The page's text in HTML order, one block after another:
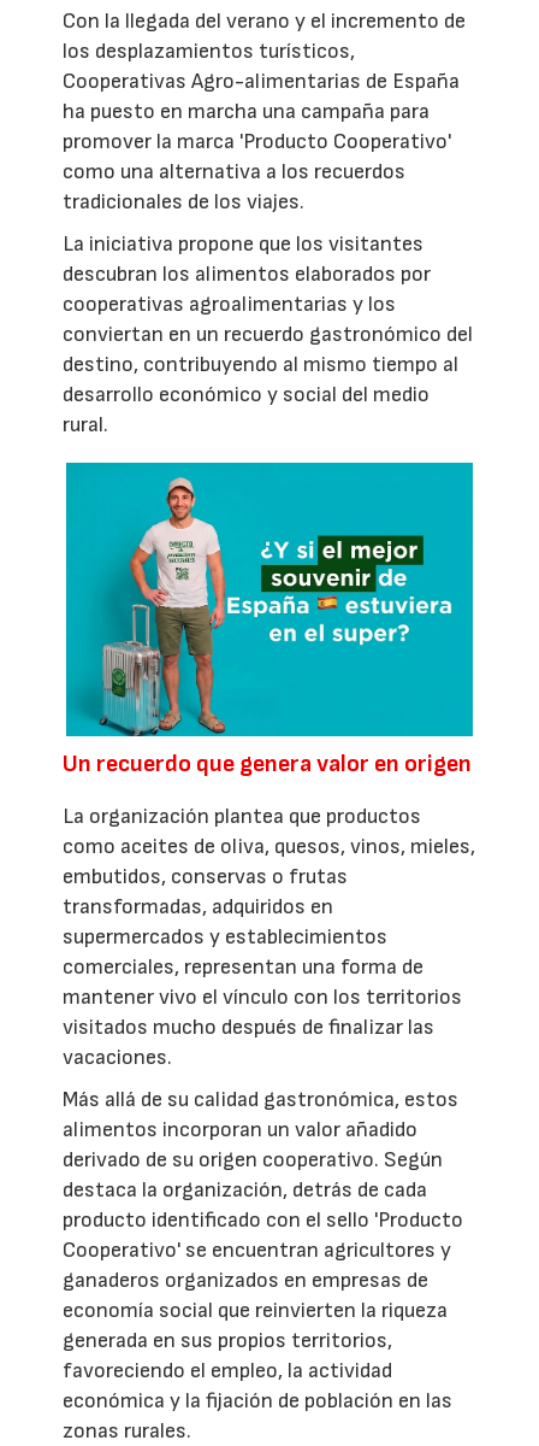
Con la llegada del verano y el incremento de
los desplazamientos turísticos,
Cooperativas Agro-alimentarias de España
ha puesto en marcha una campaña para
promover la marca 'Producto Cooperativo'
como una alternativa a los recuerdos
tradicionales de los viajes.
La iniciativa propone que los visitantes
descubran los alimentos elaborados por
cooperativas agroalimentarias y los
conviertan en un recuerdo gastronómico del
destino, contribuyendo al mismo tiempo al
desarrollo económico y social del medio
rural.
Un recuerdo que genera valor en origen
La organización plantea que productos
como aceites de oliva, quesos, vinos, mieles,
embutidos, conservas o frutas
transformadas, adquiridos en
supermercados y establecimientos
comerciales, representan una forma de
mantener vivo el vínculo con los territorios
visitados mucho después de finalizar las
vacaciones.
Más allá de su calidad gastronómica, estos
alimentos incorporan un valor añadido
derivado de su origen cooperativo. Según
destaca la organización, detrás de cada
producto identificado con el sello 'Producto
Cooperativo' se encuentran agricultores y
ganaderos organizados en empresas de
economía social que reinvierten la riqueza
generada en sus propios territorios,
favoreciendo el empleo, la actividad
económica y la fijación de población en las
zonas rurales.